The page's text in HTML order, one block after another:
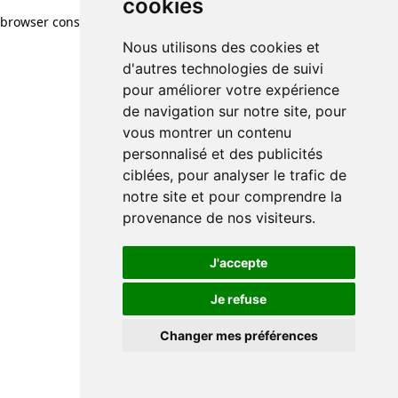
cookies
Nous utilisons des cookies et
d'autres technologies de suivi
pour améliorer votre expérience
de navigation sur notre site, pour
vous montrer un contenu
personnalisé et des publicités
ciblées, pour analyser le trafic de
notre site et pour comprendre la
provenance de nos visiteurs.
J'accepte
Je refuse
Changer mes préférences
browser console for more information)